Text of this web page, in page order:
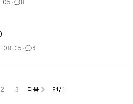
05ㆍ 8
ㆍ08-05ㆍ 6
2 3 다음 맨끝